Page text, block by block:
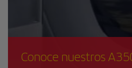
Conoce nuestros